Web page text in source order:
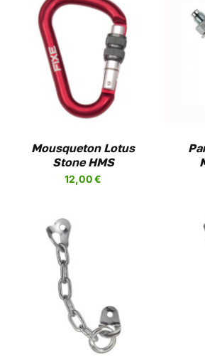
Mousqueton Lotus
Stone HMS
12,00€
AJOUTER AU PANIER
DETAILS
AJOUTER AU PANIER